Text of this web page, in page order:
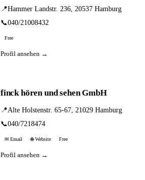
📍Hammer Landstr. 236, 20537 Hamburg
📞040/21008432
Free
Profil ansehen →
finck hören und sehen GmbH
📍Alte Holstenstr. 65-67, 21029 Hamburg
📞040/7218474
✉ Email 🌐 Website Free
Profil ansehen →